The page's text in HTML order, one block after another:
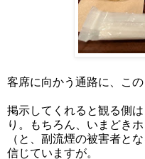
客席に向かう通路に、この
掲示してくれると観る側
り。もちろん、いまどき
（と、副流煙の被害者と
信じていますが。